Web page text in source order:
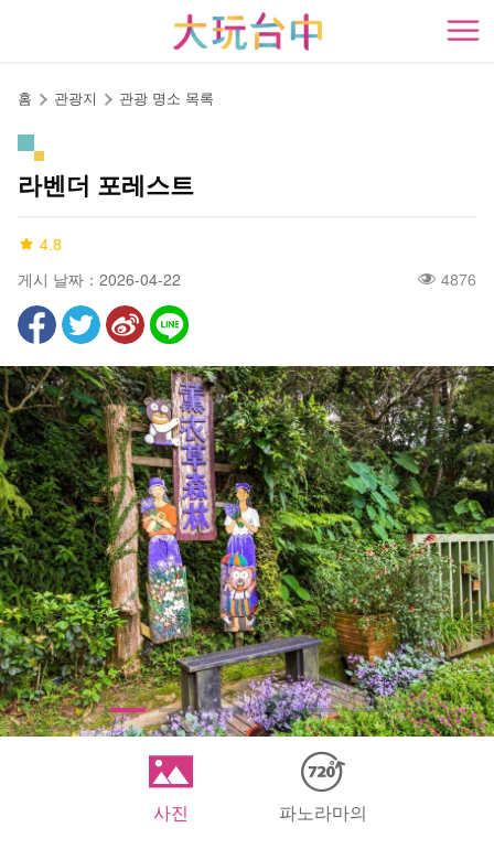
開
홈 관광지 관광 명소 목록
라벤더 포레스트
4.8
게시 날짜：2026-04-22
4876
사진 파노라마의